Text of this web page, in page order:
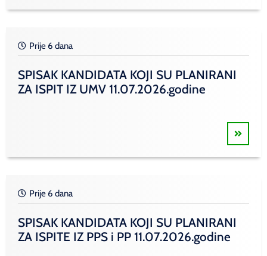
Prije 6 dana
SPISAK KANDIDATA KOJI SU PLANIRANI
ZA ISPIT IZ UMV 11.07.2026.godine
Prije 6 dana
SPISAK KANDIDATA KOJI SU PLANIRANI
ZA ISPITE IZ PPS i PP 11.07.2026.godine